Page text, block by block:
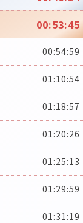
00:53:45
00:54:59
01:10:54
01:18:57
01:20:26
01:25:13
01:29:59
01:31:19